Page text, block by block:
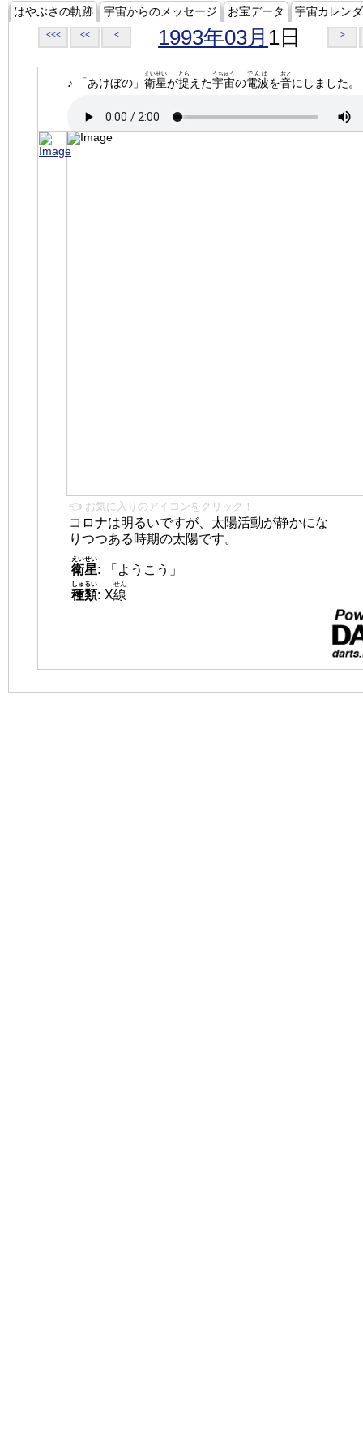
はやぶさの軌跡 宇宙からのメッセージ お宝データ 宇宙カレン
<<< << < 1993年03月 1日 >
♪ 「あけぼの」 衛星
えいせい
が捉
とら
えた宇宙
うちゅう
の電波
でんぱ
を音
おと
にしました。
👈 お気に入りのアイコンをクリック！
コロナは明るいですが、太陽活動が静かにな
りつつある時期の太陽です。
衛星
えいせい
:
「ようこう」
種類
しゅるい
: X線
せん